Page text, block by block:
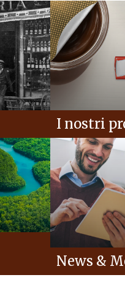
I nostri
News &